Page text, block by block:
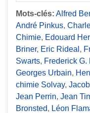
Mots-clés: Alfred
André Pinkus,
Chimie, Edouard
Briner, Eric Rideal ,
Swarts, Frederick G.
Georges Urbain,
chimie Solvay,
Jean Perrin, Jean
Bronsted, Léon